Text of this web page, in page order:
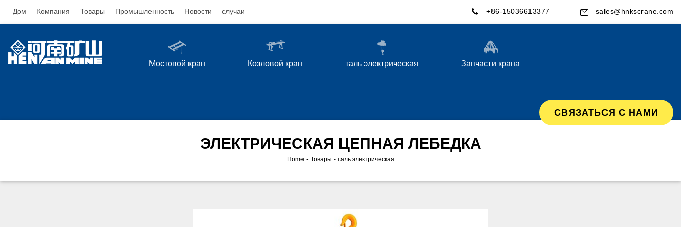
Дом Компания Товары Промышленность Новости случаи +86-15036613377 sales@hnkscrane.com
Мостовой кран Козловой кран таль электрическая Запчасти крана
СВЯЗАТЬСЯ С НАМИ
ЭЛЕКТРИЧЕСКАЯ ЦЕПНАЯ ЛЕБЕДКА
Home - Товары таль электрическая